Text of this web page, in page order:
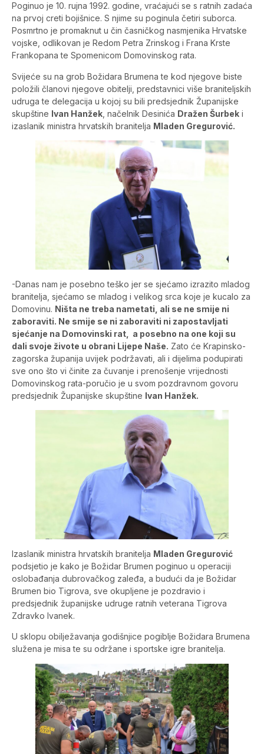
Poginuo je 10. rujna 1992. godine, vraćajući se s ratnih zadaća
na prvoj creti bojišnice. S njime su poginula četiri suborca.
Posmrtno je promaknut u čin časničkog nasmjenika Hrvatske
vojske, odlikovan je Redom Petra Zrinskog i Frana Krste
Frankopana te Spomenicom Domovinskog rata.
Svijeće su na grob Božidara Brumena te kod njegove biste
položili članovi njegove obitelji, predstavnici više braniteljskih
udruga te delegacija u kojoj su bili predsjednik Županijske
skupštine Ivan Hanžek , načelnik Desinića Dražen Šurbek i
izaslanik ministra hrvatskih branitelja Mladen Gregurović.
-Danas nam je posebno teško jer se sjećamo izrazito mladog
branitelja, sjećamo se mladog i velikog srca koje je kucalo za
Domovinu. Ništa ne treba nametati, ali se ne smije ni
zaboraviti. Ne smije se ni zaboraviti ni zapostavljati
sjećanje na Domovinski rat, a posebno na one koji su
dali svoje živote u obrani Lijepe Naše. Zato će Krapinsko-
zagorska županija uvijek podržavati, ali i dijelima podupirati
sve ono što vi činite za čuvanje i prenošenje vrijednosti
Domovinskog rata-poručio je u svom pozdravnom govoru
predsjednik Županijske skupštine Ivan Hanžek.
Izaslanik ministra hrvatskih branitelja Mladen Gregurović
podsjetio je kako je Božidar Brumen poginuo u operaciji
oslobađanja dubrovačkog zaleđa, a budući da je Božidar
Brumen bio Tigrova, sve okupljene je pozdravio i
predsjednik županijske udruge ratnih veterana Tigrova
Zdravko Ivanek.
U sklopu obilježavanja godišnjice pogiblje Božidara Brumena
služena je misa te su održane i sportske igre branitelja.